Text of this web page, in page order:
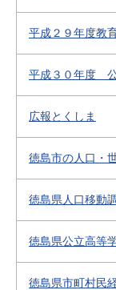
平成２９年度教
平成３０年度
広報とくしま
徳島市の人口・
徳島県人口移動
徳島県公立高等
徳島県市町村民